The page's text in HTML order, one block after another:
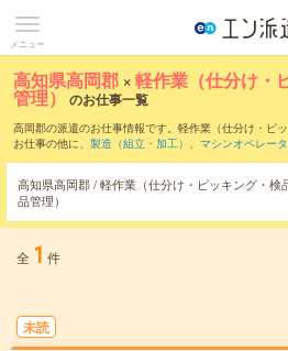
メニュー
高知県高岡郡 ×軽作業（仕分け・
管理） のお仕事一覧
高岡郡の派遣のお仕事情報です。軽作業（仕分け・ピ
お仕事の他に、 製造（組立・加工） 、 マシンオペレー
軽作業（仕分け・
のお仕事とは？とは？
高知県高岡郡 / 軽作業（仕分け・ピッキング・検
品管理）
全 1 件
未読